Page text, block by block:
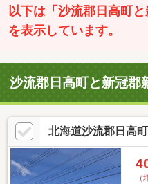
以下は「沙流郡日高町
を表示しています。
沙流郡日高町と新冠郡
北海道沙流郡日高
（